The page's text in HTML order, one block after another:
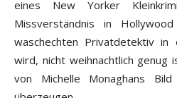
eines New Yorker
Missverständnis in
waschechten Privatdetektiv in
wird, nicht weihnachtlich genug
von Michelle Monaghans